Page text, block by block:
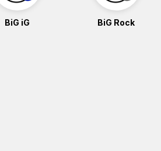
BiG iG BiG Rock